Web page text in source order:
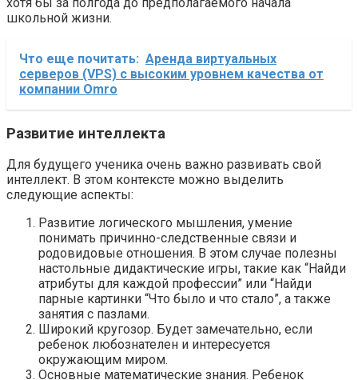
школьной жизни.
Что еще почитать: Аренда виртуальных
серверов (VPS) с высоким уровнем качества от
компании Omro
Развитие интеллекта
Для будущего ученика очень важно развивать свой
интеллект. В этом контексте можно выделить
следующие аспекты:
Развитие логического мышления, умение
понимать причинно-следственные связи и
родовидовые отношения. В этом случае полезны
настольные дидактические игры, такие как “Найди
атрибуты для каждой профессии” или “Найди
парные картинки “Что было и что стало”, а также
занятия с пазлами.
Широкий кругозор. Будет замечательно, если
ребенок любознателен и интересуется
окружающим миром.
Основные математические знания. Ребенок